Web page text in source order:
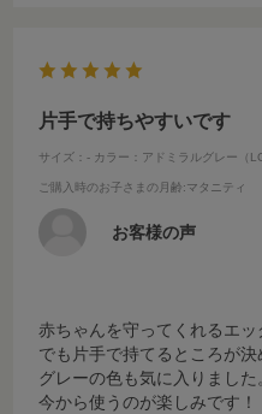
片手で持ちやすいです
サイズ：- カラー：アドミラルグレー（
ご購入時のお子さまの月齢:マタニティ
お客様の声
赤ちゃんを守ってくれるエ
でも片手で持てるところが決
グレーの色も気に入りました
今から使うのが楽しみです！